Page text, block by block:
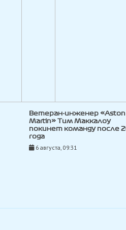
Ветеран-инженер «Aston
Martin» Тим Маккалоу
покинет команду после
года
6 августа, 09:31